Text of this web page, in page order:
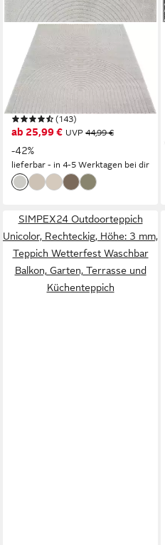
THE CARPET
Teppich Elisa, rechteckig,
Höhe: 12 mm, moderner
Wohnzimmer Teppich, hohe
Flordichte und angenehm
weich
(143)
ab 25,99 € UVP 44,99 €
-42%
lieferbar - in 4-5 Werktagen bei dir
SIMPEX24 Outdoorteppich
Unicolor, Rechteckig, Höhe: 3 mm,
Teppich Wetterfest Waschbar
Balkon, Garten, Terrasse und
Küchenteppich